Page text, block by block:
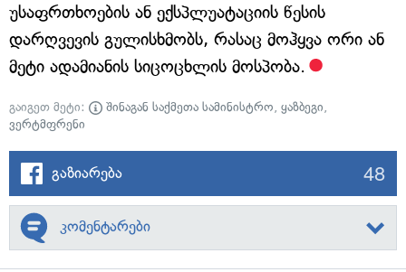
უსაფრთხოების ან ექსპლუატაციის წესის
დარღვევის გულისხმობს, რასაც მოჰყვა ორი ან
მეტი ადამიანის სიცოცხლის მოსპობა.
გაიგეთ მეტი: შინაგან საქმეთა სამინისტრო, ყაზბეგი,
ვერტმფრენი
გაზიარება 48
კომენტარები